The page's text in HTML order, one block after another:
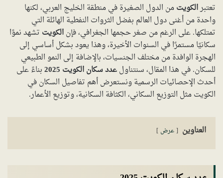
تعتبرالكويتمن الدول الصغيرة في منطقة الخليج العربي، لكنها
واحدة من أغنى دول العالم بفضل الثروات النفطية الهائلة التي
تمتلكها. على الرغم من صغر حجمها الجغرافي، فإنالكويت تشهد نموًا
سكانيًا مستمرًا في السنوات الأخيرة، وهذا يعود بشكل أساسي إلى
الهجرة الوافدة من مختلف الجنسيات، بالإضافة إلى النمو الطبيعي
للسكان. في هذا المقال، سنتناولعدد سكان الكويت 2025
بناءً على
أحدث الإحصائيات الرسمية ونستعرض أهم تفاصيل السكان في
الكويت مثل التوزيع السكاني، الكثافة السكانية، وتوزيع الأعمار.
العناوين عرض